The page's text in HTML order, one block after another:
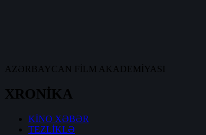
AZƏRBAYCAN FİLM AKADEMİYASI
XRONİKA
KİNO XƏBƏR
TEZLİKLƏ